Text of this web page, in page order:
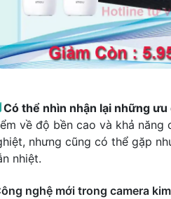
Có thể nhìn nhận lại những ưu
về độ bền cao và khả năng
nhưng cũng có thể gặp
nhiệt.
nghệ mới trong camera